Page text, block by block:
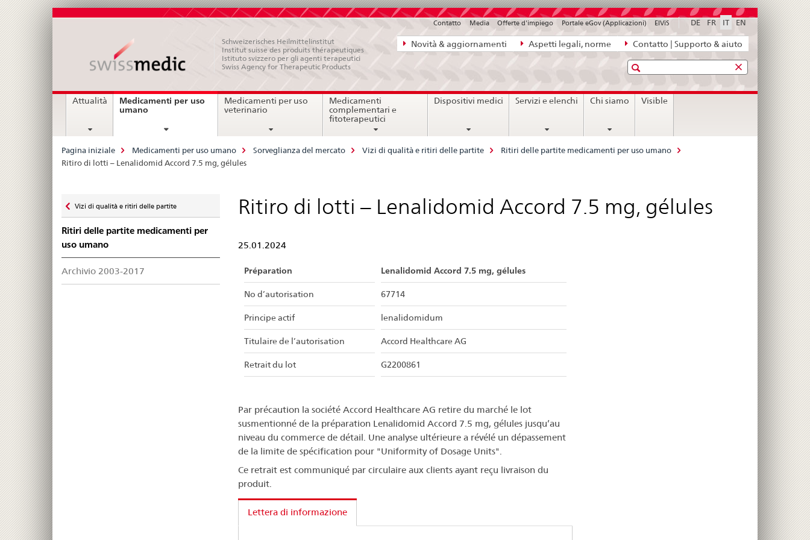
Navigazione
diretta:
aspetti
Novità & aggiornamenti Aspetti legali, norme Contatto | Supporto & aiuto
DE FR IT EN
Contatto Media Offerte d'impiego Portale eGov (Applicazioni) ElViS
Schweizerisches Heilmittelinstitut
Institut suisse des produits thérapeutiques
Istituto svizzero per gli agenti terapeutici
Swiss Agency for Therapeutic Products
Ricerca
Navigation
Attualità
Medicamenti per uso
umanocurrent
Medicamenti per uso
veterinario
Medicamenti
complementari e
fitoterapeutici
Dispositivi medici Servizi e elenchi Chi siamo Visible
Breadcrumb
Pagina iniziale Medicamenti per uso umano Sorveglianza del mercato Vizi di qualità e ritiri delle partite
Ritiri delle partite medicamenti per uso umano
Ritiro di lotti – Lenalidomid Accord 7.5 mg, gélules
zu
Vizi di qualità e ritiri delle partite
Ritiri delle partite medicamenti per
uso umano
Archivio 2003-2017
Ritiro di lotti – Lenalidomid Accord 7.5 mg, gélules
25.01.2024
Préparation Lenalidomid Accord 7.5 mg, gélules
No d’autorisation 67714
Principe actif lenalidomidum
Titulaire de l’autorisation Accord Healthcare AG
Retrait du lot G2200861
Par précaution la société Accord Healthcare AG retire du marché le lot
susmentionné de la préparation Lenalidomid Accord 7.5 mg, gélules jusqu’au
niveau du commerce de détail. Une analyse ultérieure a révélé un dépassement
de la limite de spécification pour "Uniformity of Dosage Units".
Ce retrait est communiqué par circulaire aux clients ayant reçu livraison du
produit.
Lettera di informazione